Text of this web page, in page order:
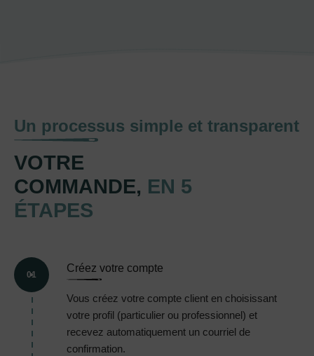
Un processus simple et transparent
VOTRE
COMMANDE, EN 5
ÉTAPES
01
Créez votre compte
Vous créez votre compte client en choisissant
votre profil (particulier ou professionnel) et
recevez automatiquement un courriel de
confirmation.